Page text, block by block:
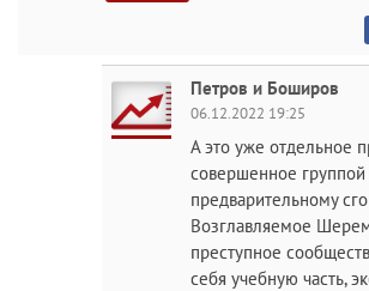
Петров и Боширов
06.12.2022 19:25
А это уже отдельное
совершенное
предварительному
Возглавляемое
преступное
себя учебную часть,